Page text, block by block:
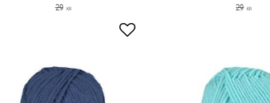
29 KR
Lägg till i favoriter
29 KR